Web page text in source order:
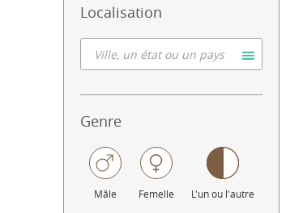
Localisation
Genre
Mâle Femelle L'un ou l'autre